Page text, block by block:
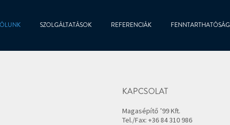
SZOLGÁLTATÁSOK REFERENCIÁK FENNTARTHATÓSÁG
KAPCSOLAT
Magasépítő ’99 Kft.
Tel./Fax: +36 84 310 986